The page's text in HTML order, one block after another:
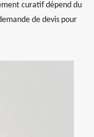
curatif dépend du
de devis pour